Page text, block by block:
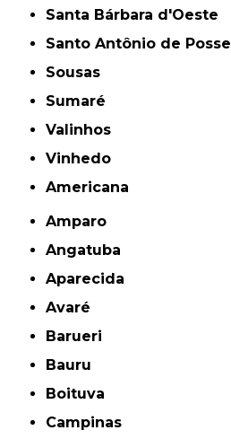
Santa Bárbara d'Oeste
Santo Antônio de Posse
Sousas
Sumaré
Valinhos
Vinhedo
americana
Amparo
Angatuba
Aparecida
Avaré
Barueri
Bauru
Boituva
Campinas